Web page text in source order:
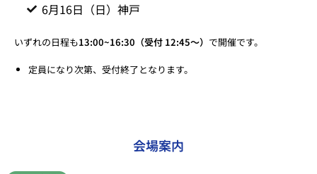
6月16日（日）神戸
いずれの日程も13:00~16:30（受付 12:45～） で開催です。
定員になり次第、受付終了となります。
会場案内